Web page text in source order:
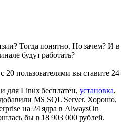
Тогда понятно. Но зачем? И в
будут работать?
20 пользователями вы ставите 24
для Linux бесплатен, установка,
MS SQL Server. Хорошо,
на 24 ядра в AlwaysOn
бы в 18 903 000 рублей.